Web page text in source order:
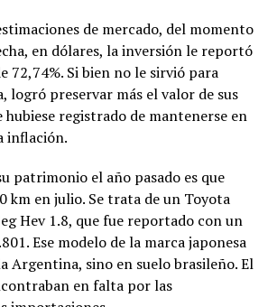
de mercado, del momento
en dólares, la inversión le reportó
72,74%. Si bien no le sirvió para
logró preservar más el valor de sus
hubiese registrado de mantenerse en
inflación.
patrimonio el año pasado es que
km en julio. Se trata de un Toyota
Hev 1.8, que fue reportado con un
Ese modelo de la marca japonesa
Argentina, sino en suelo brasileño. El
en falta por las